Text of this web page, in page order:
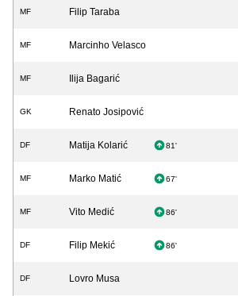
MF Filip Taraba
MF Marcinho Velasco
MF Ilija Bagarić
GK Renato Josipović
DF Matija Kolarić 81'
MF Marko Matić 67'
MF Vito Medić 86'
DF Filip Mekić 86'
DF Lovro Musa